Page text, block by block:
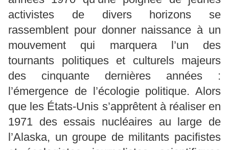
activistes de divers horizons se
rassemblent pour donner naissance à un
mouvement qui marquera l’un des
tournants politiques et culturels majeurs
des cinquante dernières années :
l’émergence de l’écologie politique. Alors
que les États-Unis s’apprêtent à réaliser en
1971 des essais nucléaires au large de
l’Alaska, un groupe de militants pacifistes